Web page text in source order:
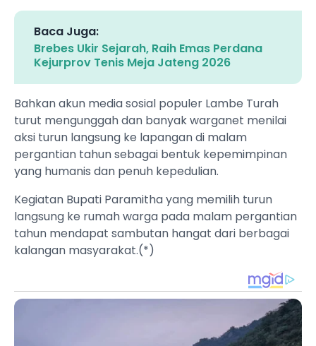
Baca Juga:
Brebes Ukir Sejarah, Raih Emas Perdana
Kejurprov Tenis Meja Jateng 2026
Bahkan akun media sosial populer Lambe Turah
turut mengunggah dan banyak warganet menilai
aksi turun langsung ke lapangan di malam
pergantian tahun sebagai bentuk kepemimpinan
yang humanis dan penuh kepedulian.
‎Kegiatan Bupati Paramitha yang memilih turun
langsung ke rumah warga pada malam pergantian
tahun mendapat sambutan hangat dari berbagai
kalangan masyarakat.(*)